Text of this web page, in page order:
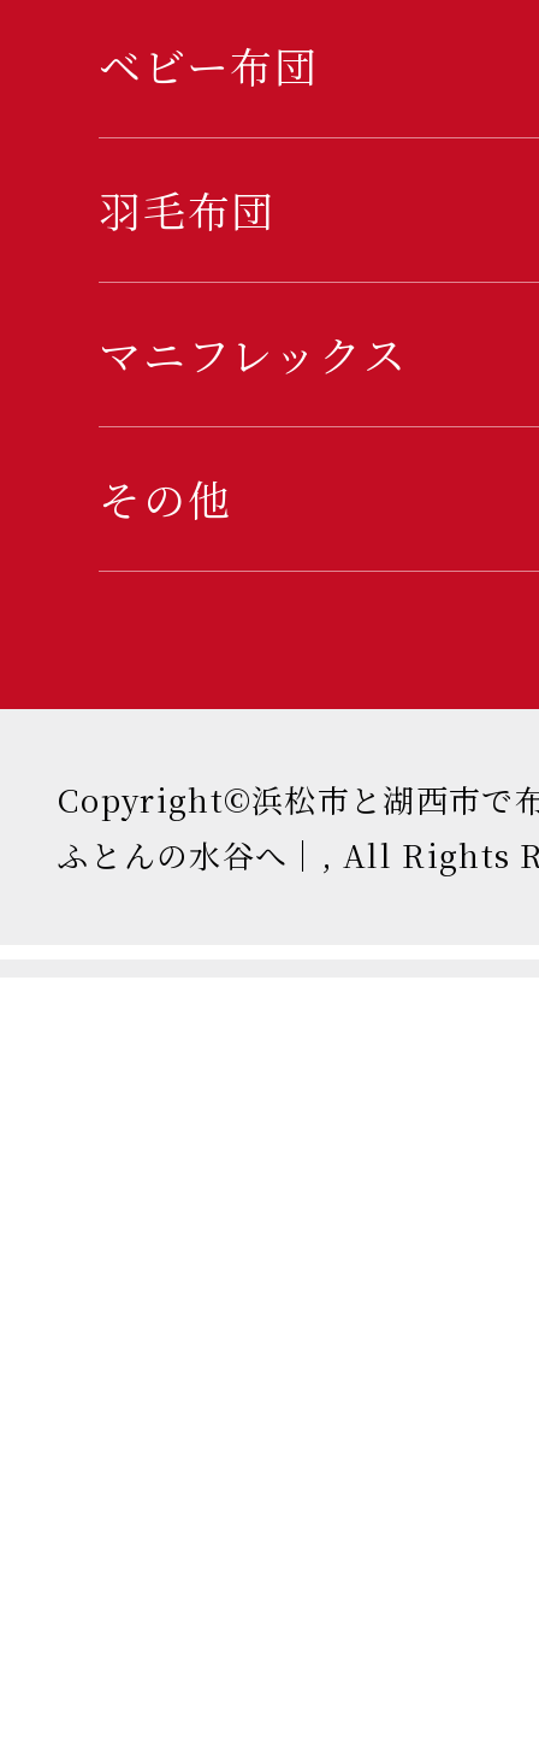
ベビー布団
羽毛布団
マニフレックス
その他
Copyright©浜松市と湖西市で
ふとんの水谷へ｜, All Rights